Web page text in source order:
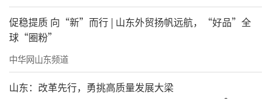
促稳提质 向“新”而行 | 山东外贸扬帆远航，“好品”全
球“圈粉”
中华网山东频道
山东：改革先行，勇挑高质量发展大梁